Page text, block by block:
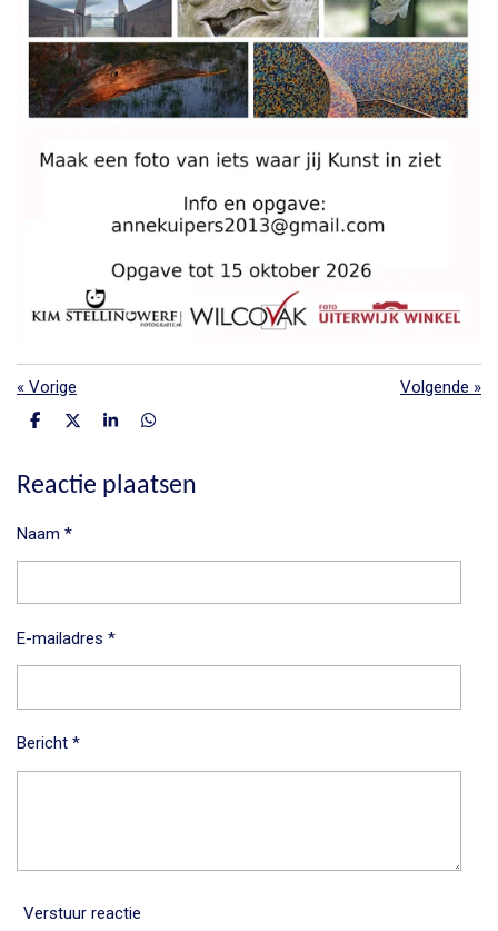
« Vorige Volgende »
D
e
n
D
l
S
r
e
D
e
n
Reactie plaatsen
Naam *
E-mailadres *
Bericht *
Verstuur reactie